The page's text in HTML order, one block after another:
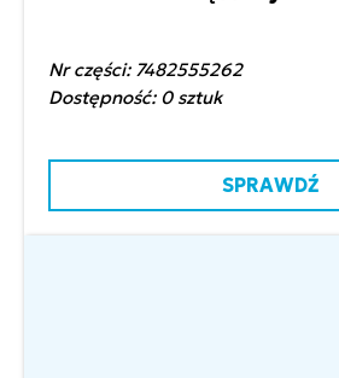
Nr części: 7482555262
Dostępność: 0 sztuk
SPRAWDŹ